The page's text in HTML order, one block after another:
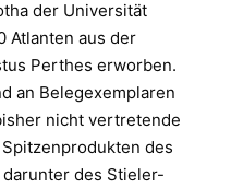
der Universität
Atlanten aus der
Perthes erworben.
an Belegexemplaren
nicht vertretende
des
des Stieler-